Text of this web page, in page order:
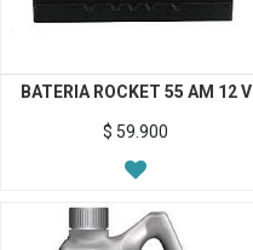
BATERIA ROCKET 55 AM 12 V
$ 59.900